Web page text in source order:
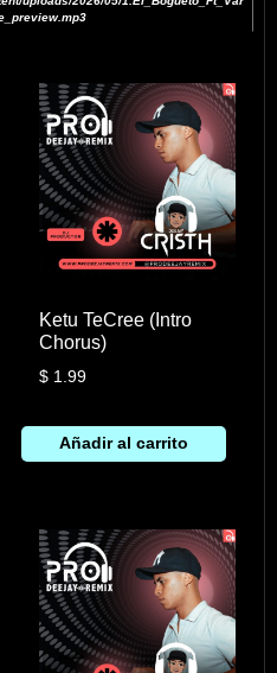
Ketu TeCree (Intro
Chorus)
$ 1.99
Añadir al carrito